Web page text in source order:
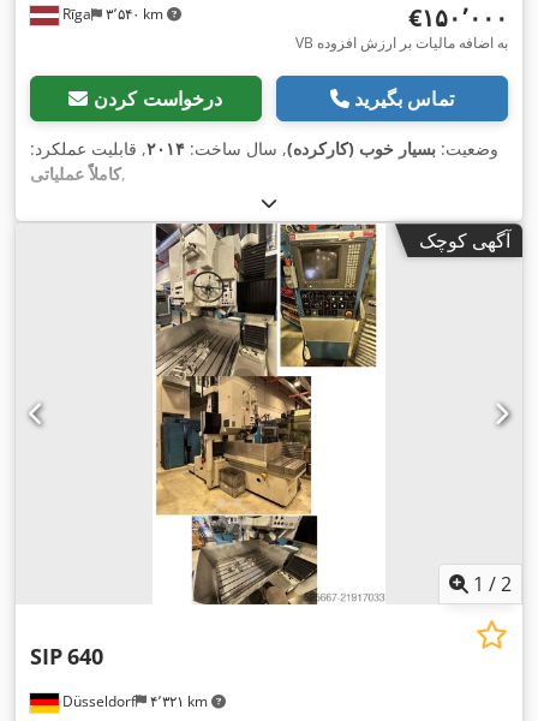
Rīga ۳٬۵۴۰ km ‎€۱۵۰٬۰۰۰
VB به اضافه مالیات بر ارزش افزوده
درخواست کردن تماس بگیرید
وضعیت: بسیار خوب (کارکرده), سال ساخت: ۲۰۱۴, قابلیت عملکرد:
کاملاً عملیاتی,
آگهی کوچک
1 /2
Düsseldorf ۴٬۳۲۱ km
SIP640